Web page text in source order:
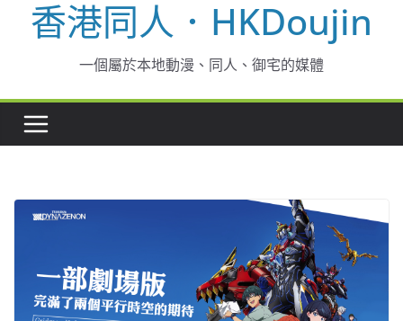
香港同人．HKDoujin
一個屬於本地動漫、同人、御宅的媒體